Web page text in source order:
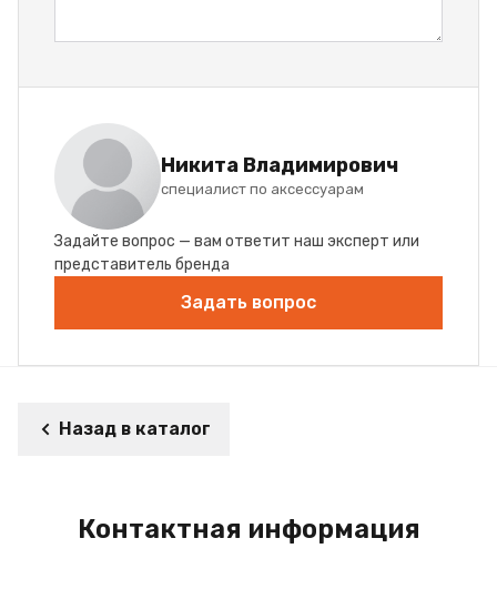
Никита Владимирович
специалист по аксессуарам
Задайте вопрос — вам ответит наш эксперт или
представитель бренда
Задать вопрос
Назад в каталог
Контактная информация